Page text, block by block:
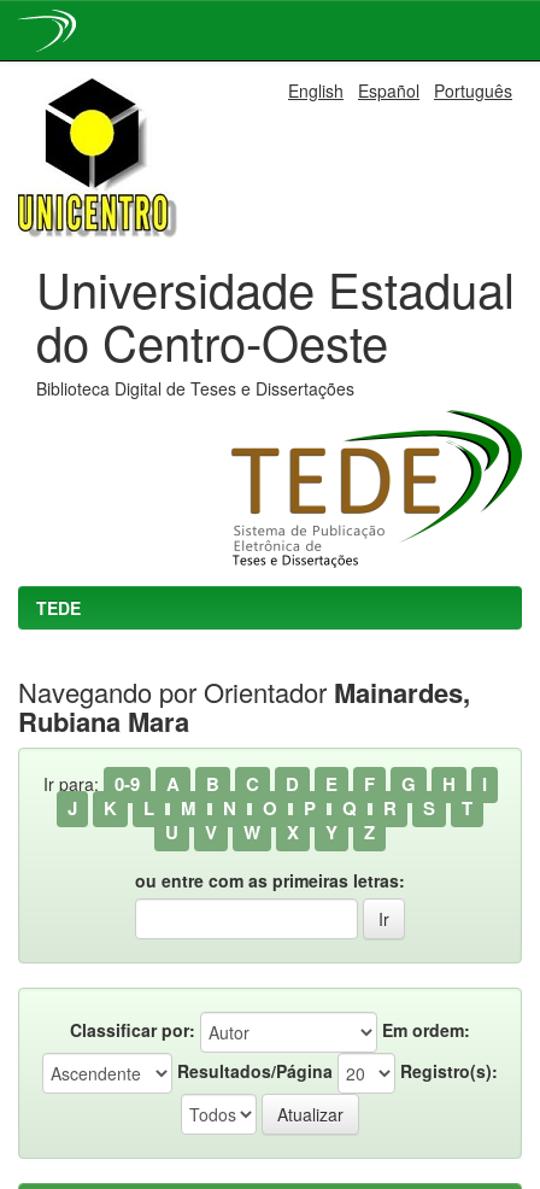
navigation
English Español Português
Universidade Estadual
do Centro-Oeste
Biblioteca Digital de Teses e Dissertações
TEDE
Navegando por Orientador Mainardes,
Rubiana Mara
Ir para: 0-9 A B C D E F G H
I
J
K L M N O P Q R S
T
U
V W X Y Z
ou entre com as primeiras letras:
Classificar por:
Em ordem:
Resultados/Página
Registro(s):